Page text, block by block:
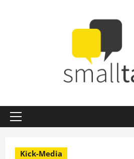
Primäres
Kick-Media